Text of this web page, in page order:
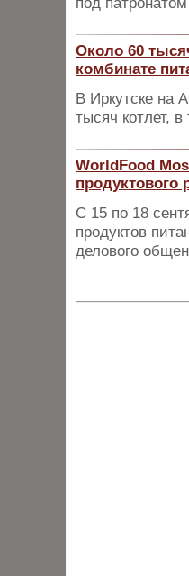
Около 60
комбинате
В Иркутске на
тысяч котлет,
WorldFood
продуктового
С 15 по 18
продуктов
делового